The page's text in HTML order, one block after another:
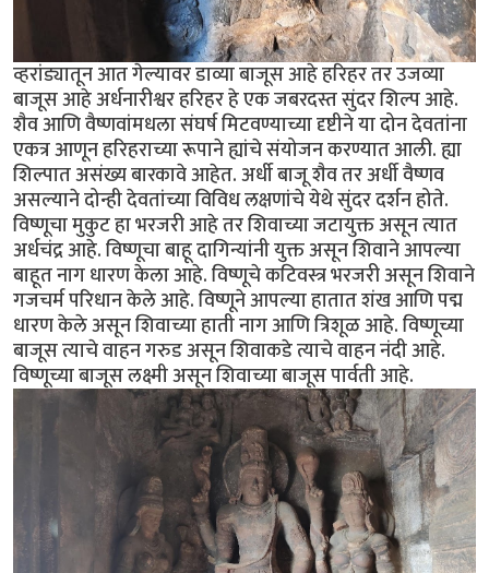
व्हरांड्यातून आत गेल्यावर डाव्या बाजूस आहे हरिहर तर उजव्या
बाजूस आहे अर्धनारीश्वर हरिहर हे एक जबरदस्त सुंदर शिल्प आहे.
शैव आणि वैष्णवांमधला संघर्ष मिटवण्याच्या दृष्टीने या दोन देवतांना
एकत्र आणून हरिहराच्या रूपाने ह्यांचे संयोजन करण्यात आली. ह्या
शिल्पात असंख्य बारकावे आहेत. अर्धी बाजू शैव तर अर्धी वैष्णव
असल्याने दोन्ही देवतांच्या विविध लक्षणांचे येथे सुंदर दर्शन होते.
विष्णूचा मुकुट हा भरजरी आहे तर शिवाच्या जटायुक्त असून त्यात
अर्धचंद्र आहे. विष्णूचा बाहू दागिन्यांनी युक्त असून शिवाने आपल्या
बाहूत नाग धारण केला आहे. विष्णूचे कटिवस्त्र भरजरी असून शिवाने
गजचर्म परिधान केले आहे. विष्णूने आपल्या हातात शंख आणि पद्म
धारण केले असून शिवाच्या हाती नाग आणि त्रिशूळ आहे. विष्णूच्या
बाजूस त्याचे वाहन गरुड असून शिवाकडे त्याचे वाहन नंदी आहे.
विष्णूच्या बाजूस लक्ष्मी असून शिवाच्या बाजूस पार्वती आहे.